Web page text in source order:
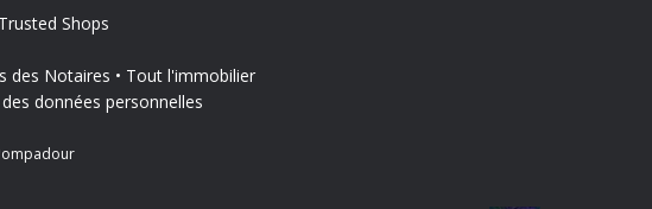
Shops
des Notaires
Tout l'immobilier
données personnelles